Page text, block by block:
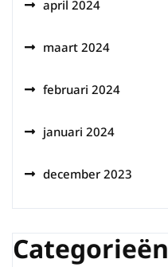
april 2024
maart 2024
februari 2024
januari 2024
december 2023
Categorieën